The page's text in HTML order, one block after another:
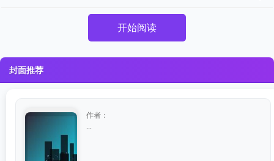
开始阅读
封面推荐
作者：